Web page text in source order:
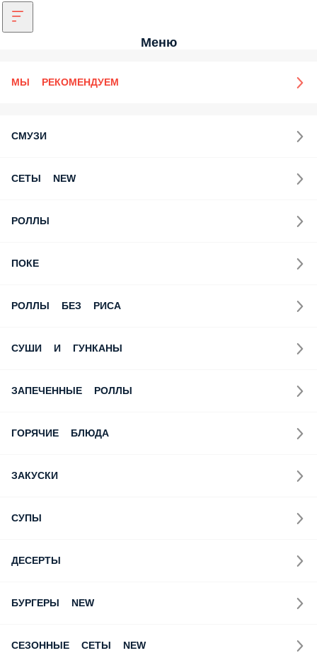
Меню
МЫ РЕКОМЕНДУЕМ
СМУЗИ
СЕТЫ NEW
РОЛЛЫ
ПОКЕ
РОЛЛЫ БЕЗ РИСА
СУШИ И ГУНКАНЫ
ЗАПЕЧЕННЫЕ РОЛЛЫ
ГОРЯЧИЕ БЛЮДА
ЗАКУСКИ
СУПЫ
ДЕСЕРТЫ
БУРГЕРЫ NEW
СЕЗОННЫЕ СЕТЫ NEW